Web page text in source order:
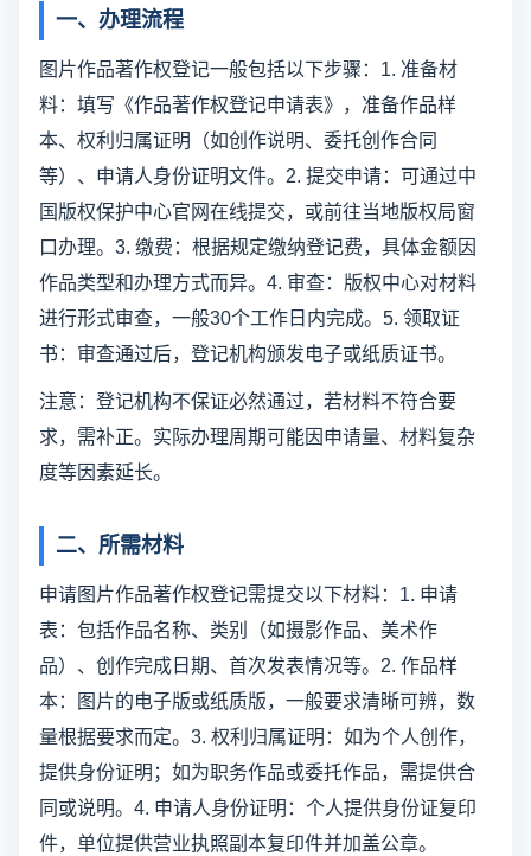
一、办理流程
图片作品著作权登记一般包括以下步骤：1. 准备材
料：填写《作品著作权登记申请表》，准备作品样
本、权利归属证明（如创作说明、委托创作合同
等）、申请人身份证明文件。2. 提交申请：可通过中
国版权保护中心官网在线提交，或前往当地版权局窗
口办理。3. 缴费：根据规定缴纳登记费，具体金额因
作品类型和办理方式而异。4. 审查：版权中心对材料
进行形式审查，一般30个工作日内完成。5. 领取证
书：审查通过后，登记机构颁发电子或纸质证书。
注意：登记机构不保证必然通过，若材料不符合要
求，需补正。实际办理周期可能因申请量、材料复杂
度等因素延长。
二、所需材料
申请图片作品著作权登记需提交以下材料：1. 申请
表：包括作品名称、类别（如摄影作品、美术作
品）、创作完成日期、首次发表情况等。2. 作品样
本：图片的电子版或纸质版，一般要求清晰可辨，数
量根据要求而定。3. 权利归属证明：如为个人创作，
提供身份证明；如为职务作品或委托作品，需提供合
同或说明。4. 申请人身份证明：个人提供身份证复印
件，单位提供营业执照副本复印件并加盖公章。